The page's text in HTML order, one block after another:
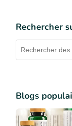
Rechercher
Blogs